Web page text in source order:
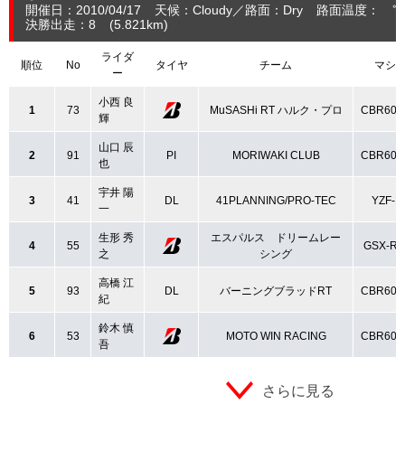
開催日：2010/04/17 天候：Cloudy 路面：Dry
路面温度：
決勝出走：8
(5.821 km)
順位 No
ライダ
ー
タイヤ チーム マシ
1 73
小西 良
輝
MuSASHi RT ハルク・プロ
2 91
山口 辰
也
PI MORIWAKI CLUB
3 41
宇井 陽
一
DL 41PLANNING/PRO-TEC YZF-
4 55
生形 秀
之
エスパルス ドリームレー
シング
GSX-
5 93
高橋 江
紀
DL バーニングブラッドRT
6 53
鈴木 慎
吾
MOTO WIN RACING
さらに見る